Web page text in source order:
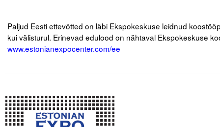
ICC komisjonid
Juhendid ja väljaanded
Videod
Kontakt
Paljud Eesti ettevõtted on läbi Ekspokeskuse leidnud
kui välisturul. Erinevad edulood on nähtaval Ekspokeskuse
www.estonianexpocenter.com/ee